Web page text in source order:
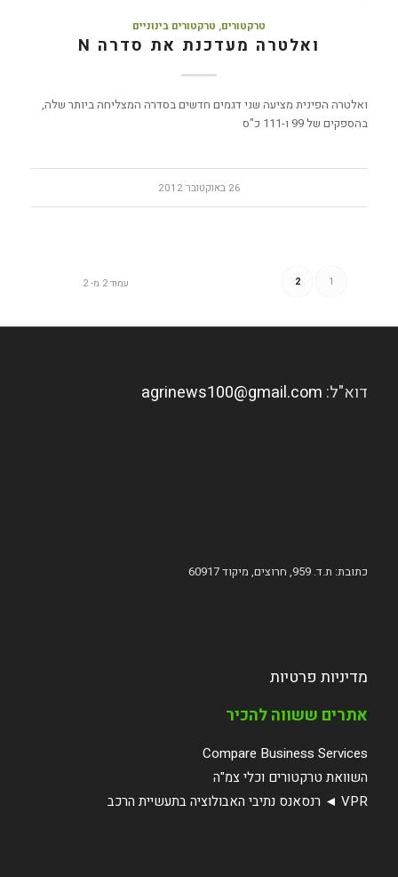
טרקטורים, טרקטורים בינוניים
ואלטרה מעדכנת את סדרה N
ואלטרה הפינית מציעה שני דגמים חדשים בסדרה המצליחה ביותר שלה,
בהספקים של 99 ו-111 כ"ס
26 באוקטובר 2012
עמוד 2 מ- 2 1
2
דוא"ל: agrinews100@gmail.com
כתובת: ת.ד. 959, חרוצים, מיקוד 60917
מדיניות פרטיות
אתרים ששווה להכיר
Compare Business Services
השוואת טרקטורים וכלי צמ"ה
VPR ◄ רנסאנס נתיבי האבולוציה בתעשיית הרכב